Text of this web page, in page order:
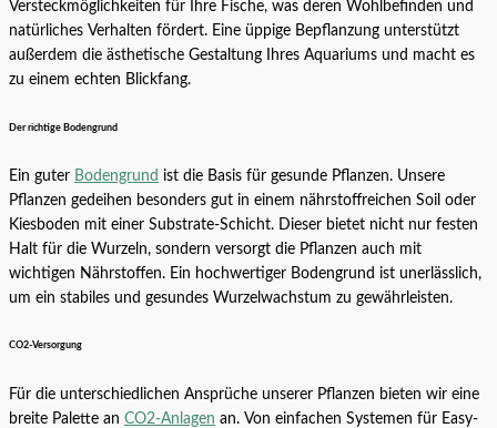
Versteckmöglichkeiten für Ihre Fische, was deren Wohlbefinden und
natürliches Verhalten fördert. Eine üppige Bepflanzung unterstützt
außerdem die ästhetische Gestaltung Ihres Aquariums und macht es
zu einem echten Blickfang.
Der richtige Bodengrund
Ein guter Bodengrund ist die Basis für gesunde Pflanzen. Unsere
Pflanzen gedeihen besonders gut in einem nährstoffreichen Soil oder
Kiesboden mit einer Substrate-Schicht. Dieser bietet nicht nur festen
Halt für die Wurzeln, sondern versorgt die Pflanzen auch mit
wichtigen Nährstoffen. Ein hochwertiger Bodengrund ist unerlässlich,
um ein stabiles und gesundes Wurzelwachstum zu gewährleisten.
CO2-Versorgung
Für die unterschiedlichen Ansprüche unserer Pflanzen bieten wir eine
breite Palette an CO2-Anlagen an. Von einfachen Systemen für Easy-